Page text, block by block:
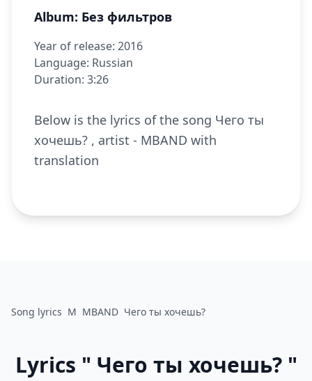
Album: Без фильтров
Year of release: 2016
Language: Russian
Duration: 3:26
Below is the lyrics of the song Чего ты
хочешь? , artist - MBAND with
translation
Song lyrics M MBAND Чего ты хочешь?
Lyrics " Чего ты хочешь? "